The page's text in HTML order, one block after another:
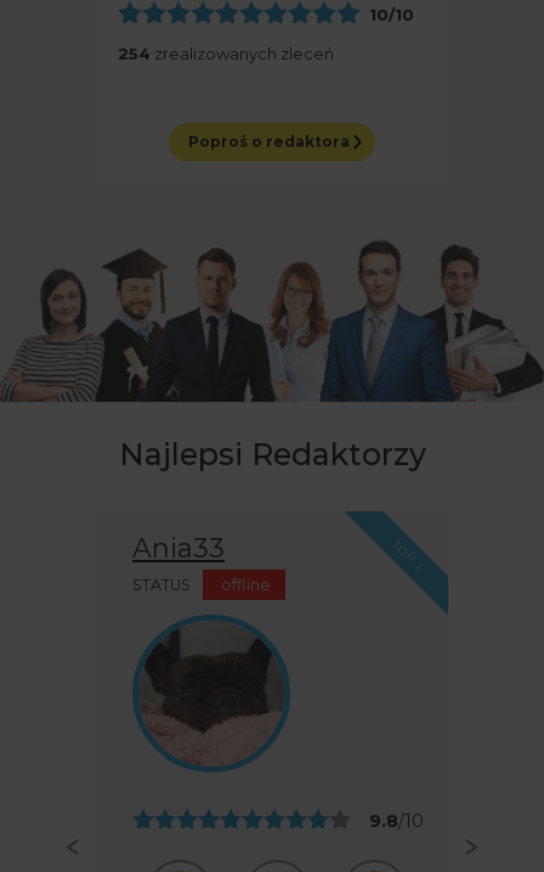
10/10
254 zrealizowanych zleceń
Poproś o redaktora
Najlepsi Redaktorzy
Ania33
STATUS offline
9.8/10
TOP 1